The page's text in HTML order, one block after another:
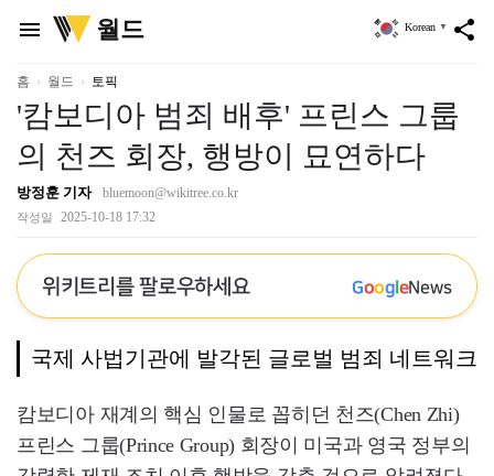
menu
위
키
리
월드 share
Korean ▼
홈 월드 토픽
'캄보디아 범죄 배후' 프린스 그룹
의 천즈 회장, 행방이 묘연하다
방정훈 기자 bluemoon@wikitree.co.kr
작성일 2025-10-18 17:32
위키트리를 팔로우하세요 GoogleNews
국제 사법기관에 발각된 글로벌 범죄 네트워크
캄보디아 재계의 핵심 인물로 꼽히던 천즈(Chen Zhi)
프린스 그룹(Prince Group) 회장이 미국과 영국 정부의